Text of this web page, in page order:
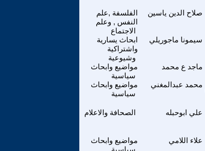
الفلسفة ,علم
النفس , وعلم
الاجتماع
صلاح الدين ياسين
ابحاث يسارية
واشتراكية
وشيوعية
سيمونا ماجوريلي
مواضيع وابحاث
سياسية
ماجد ع محمد
مواضيع وابحاث
سياسية
محمد عبدالمغني
الصحافة والاعلام علي ابوحبله
مواضيع وابحاث
سياسية
علاء اللامي